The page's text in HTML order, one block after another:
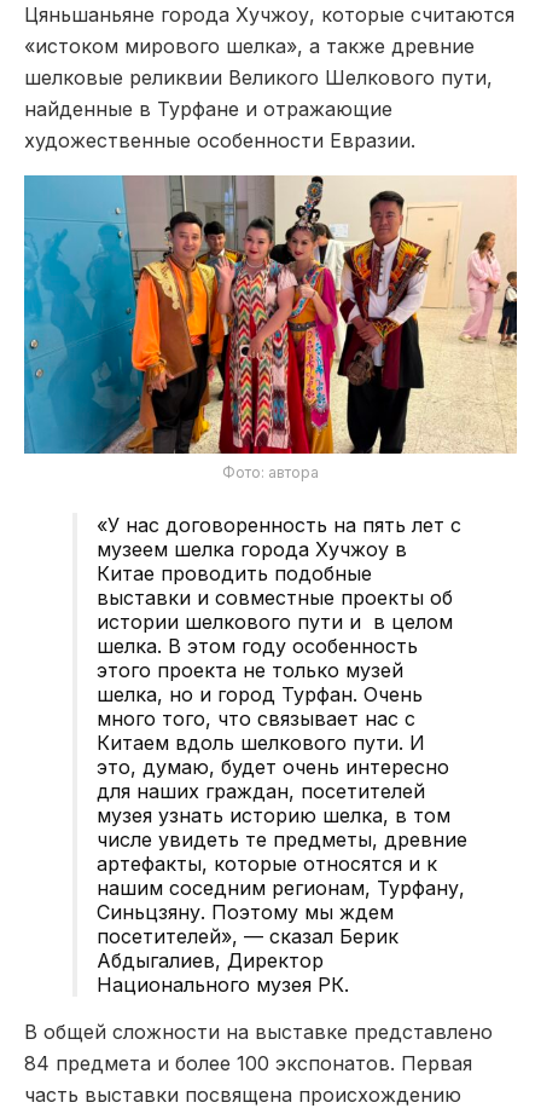
Цяньшаньяне города Хучжоу, которые считаются
«истоком мирового шелка», а также древние
шелковые реликвии Великого Шелкового пути,
найденные в Турфане и отражающие
художественные особенности Евразии.
Фото: автора
«У нас договоренность на пять лет с
музеем шелка города Хучжоу в
Китае проводить подобные
выставки и совместные проекты об
истории шелкового пути и в целом
шелка. В этом году особенность
этого проекта не только музей
шелка, но и город Турфан. Очень
много того, что связывает нас с
Китаем вдоль шелкового пути. И
это, думаю, будет очень интересно
для наших граждан, посетителей
музея узнать историю шелка, в том
числе увидеть те предметы, древние
артефакты, которые относятся и к
нашим соседним регионам, Турфану,
Синьцзяну. Поэтому мы ждем
посетителей», — сказал Берик
Абдыгалиев, Директор
Национального музея РК.
В общей сложности на выставке представлено
84 предмета и более 100 экспонатов. Первая
часть выставки посвящена происхождению